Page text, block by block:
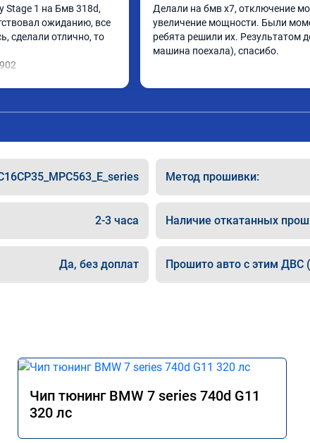
Stage 1 на Бмв 318d,
ожиданию, все
сделали отлично, то
Делали на бмв х7, отключение
увеличение мощности. Были
ребята решили их. Результатом
машина поехала), спасибо.
Метод прошивки:
2-3 часа Наличие откатанных
Да, без доплат Прошито авто с этим ДВС
Чип тюнинг BMW 7 series 740d G11
320 лс